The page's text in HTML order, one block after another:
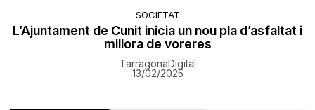
SOCIETAT
L’Ajuntament de Cunit inicia un nou pla d’asfaltat i
millora de voreres
TarragonaDigital
13/02/2025